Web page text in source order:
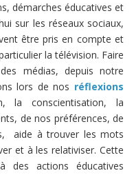
démarches éducatives et
sur les réseaux sociaux,
être pris en compte et
la télévision. Faire
médias, depuis notre
lors de nos réflexions
la conscientisation, la
de nos préférences, de
aide à trouver les mots
et à les relativiser. Cette
des actions éducatives